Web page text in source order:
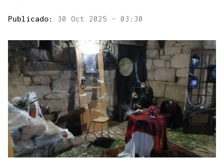
Publicado: 30 Oct 2025 - 03:30